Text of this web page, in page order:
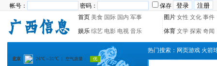
帐号： 密码：
保存
首页 美食 国际 国内 军事 图片 女性 文化 事件
娱乐 综艺 电影 电视 音乐 体育 文学 探索 奇闻
热门搜索： 网页游戏 火箭